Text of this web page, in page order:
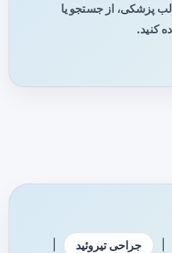
پزشکی، از جستجو یا
کنید.
جراحی تیروئید